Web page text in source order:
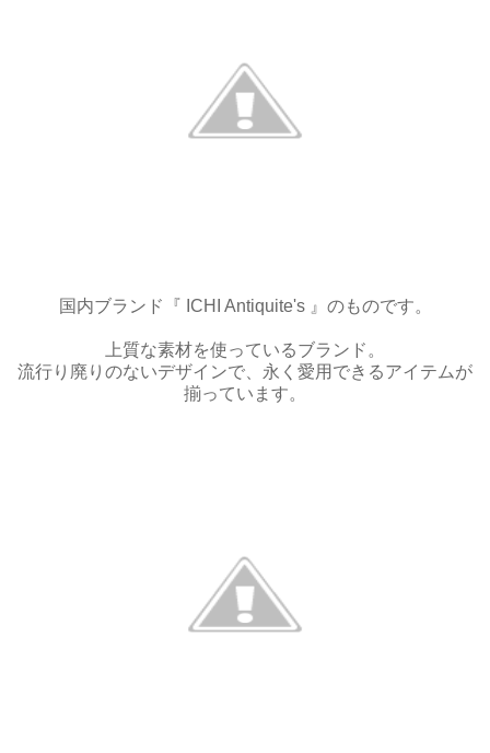
国内ブランド『 ICHI Antiquite's 』のものです。
上質な素材を使っているブランド。
流行り廃りのないデザインで、永く愛用できるアイテムが
揃っています。